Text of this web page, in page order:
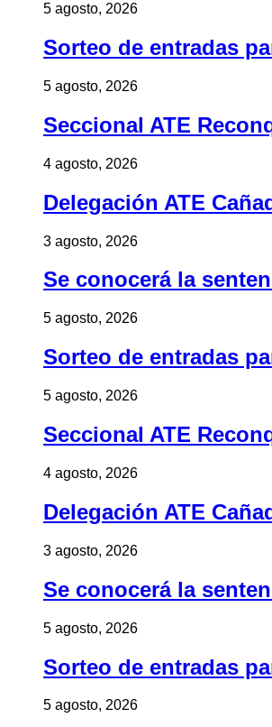
5 agosto, 2026
Sorteo de entradas
5 agosto, 2026
Seccional ATE
4 agosto, 2026
Delegación ATE
3 agosto, 2026
Se conocerá la
5 agosto, 2026
Sorteo de entradas
5 agosto, 2026
Seccional ATE
4 agosto, 2026
Delegación ATE
3 agosto, 2026
Se conocerá la
5 agosto, 2026
Sorteo de entradas
5 agosto, 2026